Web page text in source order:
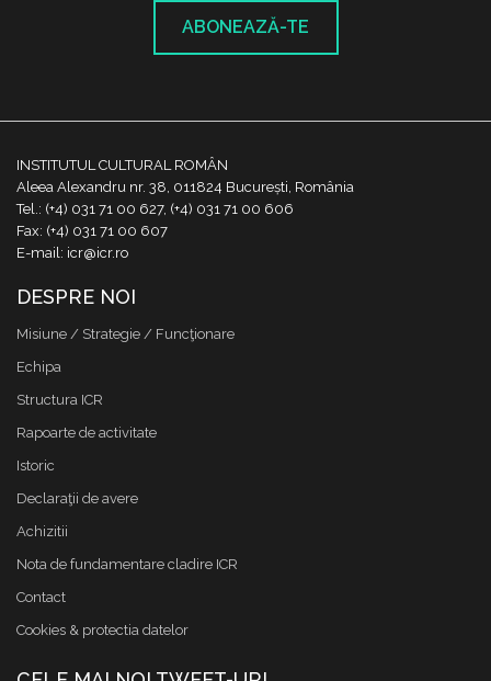
ABONEAZĂ-TE
INSTITUTUL CULTURAL ROMÂN
Aleea Alexandru nr. 38, 011824 București, România
Tel.: (+4) 031 71 00 627, (+4) 031 71 00 606
Fax: (+4) 031 71 00 607
E-mail: icr@icr.ro
DESPRE NOI
Misiune / Strategie / Funcţionare
Echipa
Structura ICR
Rapoarte de activitate
Istoric
Declaraţii de avere
Achizitii
Nota de fundamentare cladire ICR
Contact
Cookies & protectia datelor